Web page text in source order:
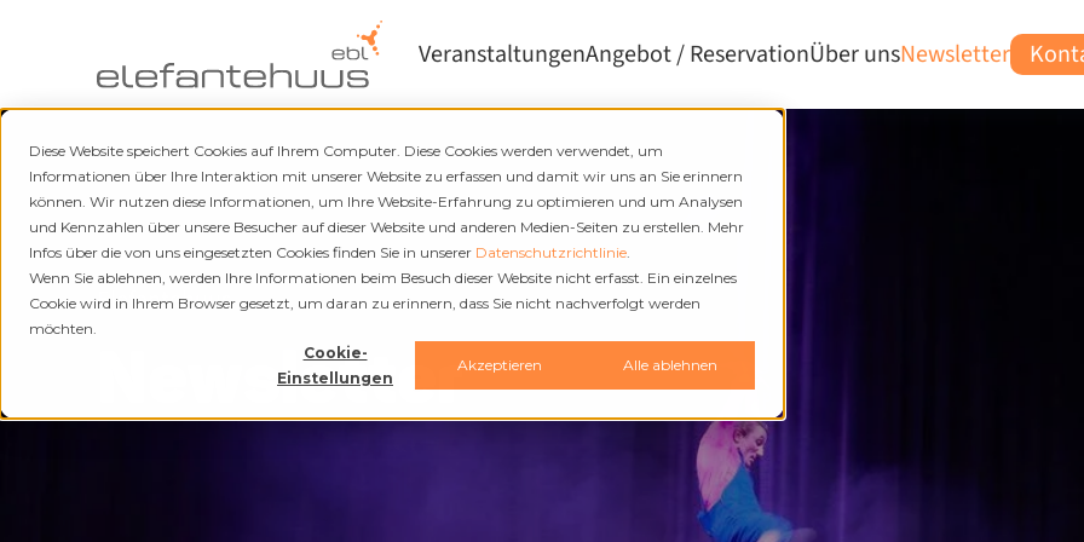
Diese Website speichert Cookies auf Ihrem Computer. Diese Cookies werden verwendet, um
Informationen über Ihre Interaktion mit unserer Website zu erfassen und damit wir uns an Sie erinnern
können. Wir nutzen diese Informationen, um Ihre Website-Erfahrung zu optimieren und um Analysen
und Kennzahlen über unsere Besucher auf dieser Website und anderen Medien-Seiten zu erstellen. Mehr
Infos über die von uns eingesetzten Cookies finden Sie in unserer Datenschutzrichtlinie.
Wenn Sie ablehnen, werden Ihre Informationen beim Besuch dieser Website nicht erfasst. Ein einzelnes
Cookie wird in Ihrem Browser gesetzt, um daran zu erinnern, dass Sie nicht nachverfolgt werden
möchten.
Cookie-
Einstellungen
Akzeptieren Alle ablehnen
VeranstaltungenAngebot / ReservationÜber unsNewsletter
Elefantehuus
Newsletter